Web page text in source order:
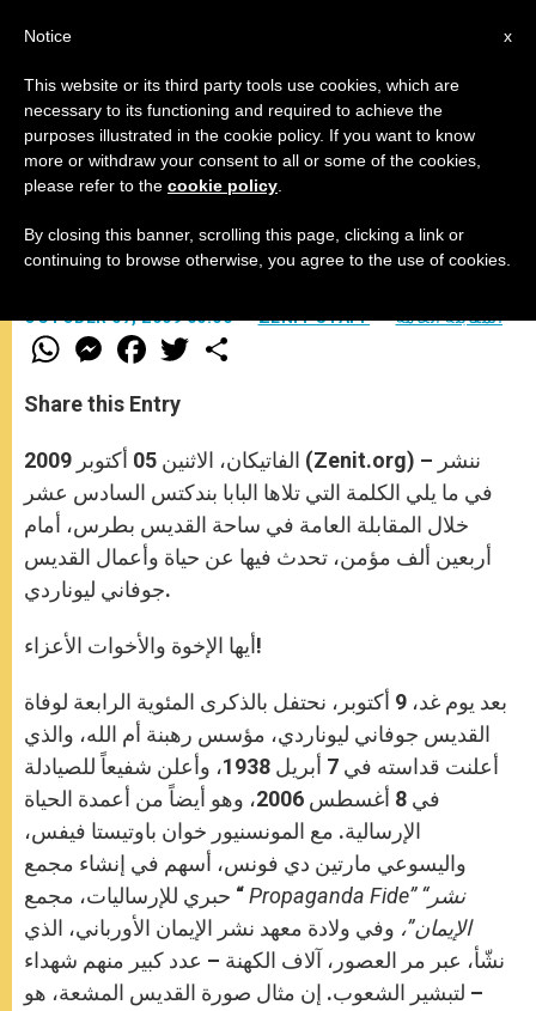
تعليم البابا خلال المقابلة العامة
–
OCTOBER 07, 2009 00:00 ZENIT STAFF المقابلة العامة
W
h
t
s
p
p
M
e
s
e
g
e
r
F
a
e
b
o
k
w
r
Share this Entry
الفاتيكان، الاثنين 05 أكتوبر 2009 (Zenit.org) – ننشر
في ما يلي الكلمة التي تلاها البابا بندكتس السادس عشر
خلال المقابلة العامة في ساحة القديس بطرس، أمام
أربعين ألف مؤمن، تحدث فيها عن حياة وأعمال القديس
جوفاني ليوناردي.
أيها الإخوة والأخوات الأعزاء!
بعد يوم غد، 9 أكتوبر، نحتفل بالذكرى المئوية الرابعة لوفاة
القديس جوفاني ليوناردي، مؤسس رهبنة أم الله، والذي
أعلنت قداسته في 7 أبريل 1938، وأعلن شفيعاً للصيادلة
في 8 أغسطس 2006، وهو أيضاً من أعمدة الحياة
الإرسالية. مع المونسنيور خوان باوتيستا فيفس،
واليسوعي مارتين دي فونس، أسهم في إنشاء مجمع
حبري للإرساليات، مجمع “Propaganda Fide” “نشر
الإيمان”، وفي ولادة معهد نشر الإيمان الأورباني، الذي
نشّأ، عبر مر العصور، آلاف الكهنة – عدد كبير منهم شهداء
– لتبشير الشعوب. إن مثال صورة القديس المشعة، هو
x
Notice
This website or its third party tools use cookies, which are
necessary to its functioning and required to achieve the
purposes illustrated in the cookie policy. If you want to know
more or withdraw your consent to all or some of the cookies,
please refer to the cookie policy
By closing this banner, scrolling this page, clicking a link or
continuing to browse otherwise, you agree to the use of cookies.